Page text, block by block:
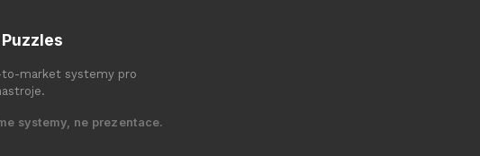
to-market systemy pro
systemy, ne prezentace.